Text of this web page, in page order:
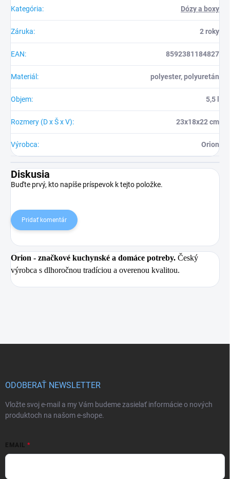
Kategória: Dózy a boxy
Záruka: 2 roky
EAN: 8592381184827
Materiál : polyester, polyuretán
Objem: 5,5 l
Rozmery (D x Š x V): 23x18x22 cm
Výrobca: Orion
Diskusia
Buďte prvý, kto napíše príspevok k tejto položke.
Pridať komentár
Orion - značkové kuchynské a domáce potreby. Český
výrobca s dlhoročnou tradíciou a overenou kvalitou.
ODOBERAŤ NEWSLETTER
Vložte svoj e-mail a my Vám budeme zasielať informácie o nových
produktoch na našom e-shope.
EMAIL